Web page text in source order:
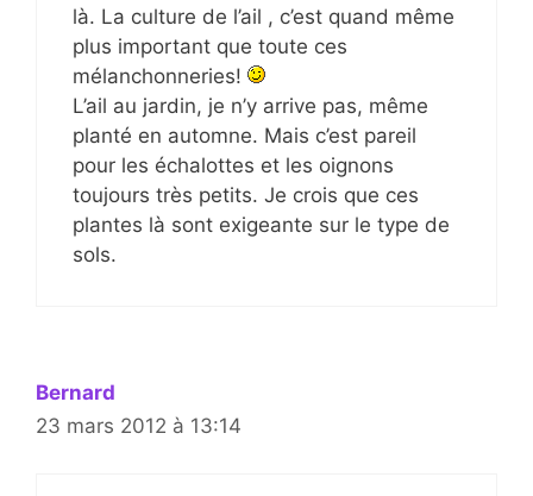
là. La culture de l’ail , c’est quand même
plus important que toute ces
mélanchonneries!
L’ail au jardin, je n’y arrive pas, même
planté en automne. Mais c’est pareil
pour les échalottes et les oignons
toujours très petits. Je crois que ces
plantes là sont exigeante sur le type de
sols.
Bernard
23 mars 2012 à 13:14